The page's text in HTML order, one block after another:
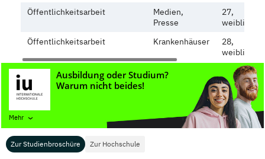
Zur Studienbroschüre Zur Hochschule
Mehr
Öffentlichkeitsarbeit
Medien,
Presse
27,
weiblich
Öffentlichkeitsarbeit
Krankenhäuser
28,
weiblich
Quelle: gehalt.de
Wie du sehen kannst, sind die Gehaltsaussichten
gar nicht so schlecht. Du kannst als Berufseinsteiger
mit einem ungefähren Gehalt von 2.000 - 2.500